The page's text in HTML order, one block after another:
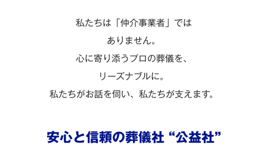
お得な割引
ご相談無料 24時間・365日 受付
今すぐ電話で相談する
私たちは「仲介事業者」では
ありません。
心に寄り添うプロの葬儀を、
リーズナブルに。
私たちがお話を伺い、私たちが支えます。
安心と信頼の葬儀社 “公益社”